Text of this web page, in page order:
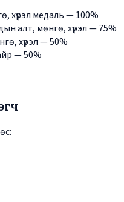
хүрэл медаль — 100%
алт, мөнгө, хүрэл — 75%
хүрэл — 50%
— 50%